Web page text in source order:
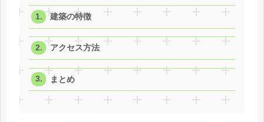
建築の特徴
アクセス方法
まとめ